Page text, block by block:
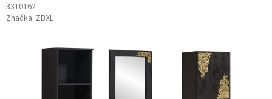
3310162
Značka: ZBXL